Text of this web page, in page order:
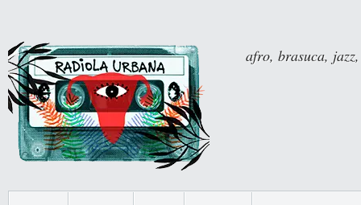
afro, brasuca,